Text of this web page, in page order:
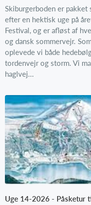
Skiburgerboden er pakket
efter en hektisk uge på
Festival, og er afløst af
og dansk sommervejr.
oplevede vi både
tordenvejr og storm. Vi
haglvej...
Uge 14-2026 - Påsketur